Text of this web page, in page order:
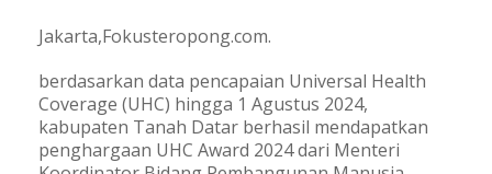
Jakarta,Fokusteropong.com.
berdasarkan data pencapaian Universal Health
Coverage (UHC) hingga 1 Agustus 2024,
kabupaten Tanah Datar berhasil mendapatkan
penghargaan UHC Award 2024 dari Menteri